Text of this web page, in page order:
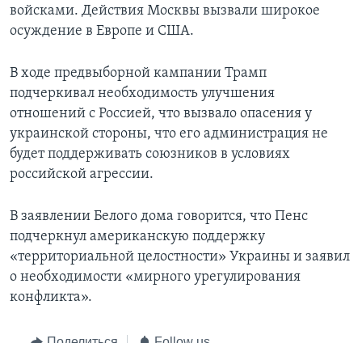
войсками. Действия Москвы вызвали широкое
осуждение в Европе и США.
В ходе предвыборной кампании Трамп
подчеркивал необходимость улучшения
отношений с Россией, что вызвало опасения у
украинской стороны, что его администрация не
будет поддерживать союзников в условиях
российской агрессии.
В заявлении Белого дома говорится, что Пенс
подчеркнул американскую поддержку
«территориальной целостности» Украины и заявил
о необходимости «мирного урегулирования
конфликта».